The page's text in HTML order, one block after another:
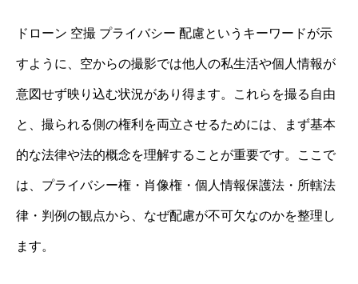
ドローン 空撮 プライバシー 配慮というキーワードが示
すように、空からの撮影では他人の私生活や個人情報が
意図せず映り込む状況があり得ます。これらを撮る自由
と、撮られる側の権利を両立させるためには、まず基本
的な法律や法的概念を理解することが重要です。ここで
は、プライバシー権・肖像権・個人情報保護法・所轄法
律・判例の観点から、なぜ配慮が不可欠なのかを整理し
ます。